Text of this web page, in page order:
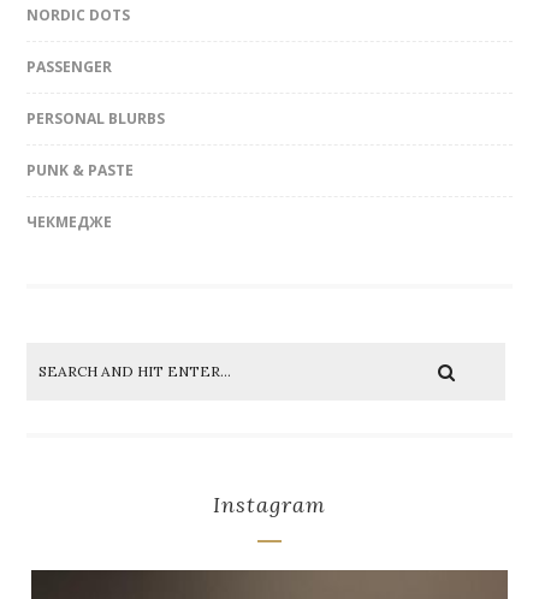
NORDIC DOTS
PASSENGER
PERSONAL BLURBS
PUNK & PASTE
ЧЕКМЕДЖЕ
Instagram